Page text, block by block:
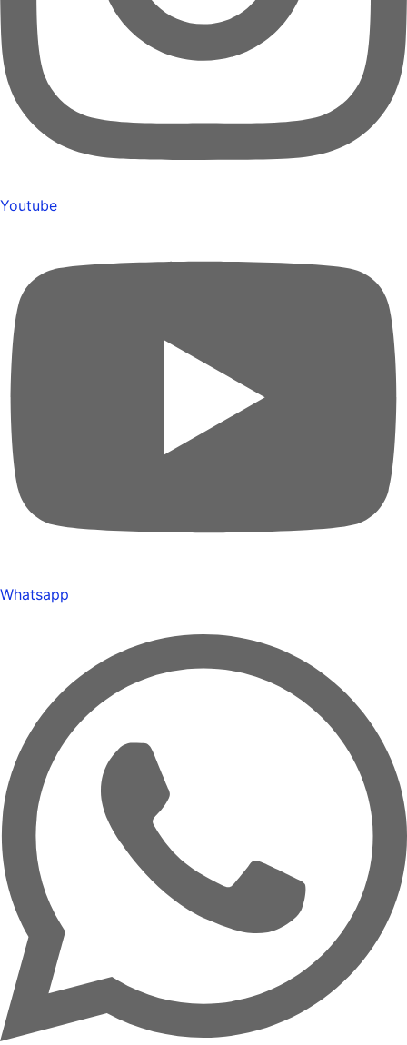
Youtube
Whatsapp